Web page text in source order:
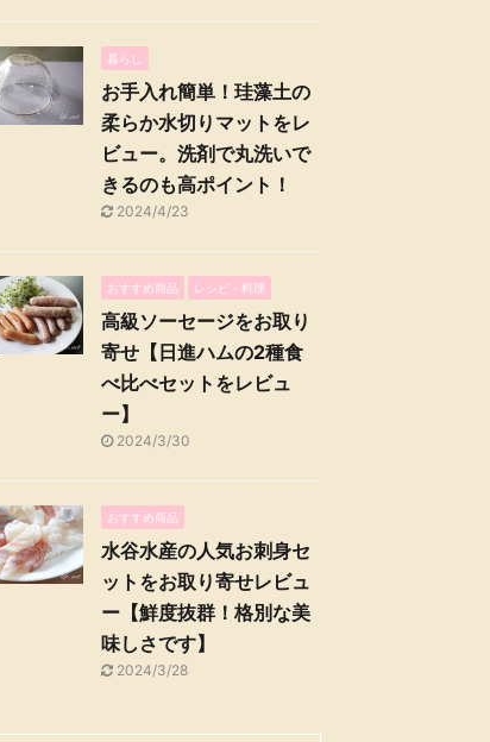
暮らし
お手入れ簡単！珪藻土の
柔らか水切りマットをレ
ビュー。洗剤で丸洗いで
きるのも高ポイント！
2024/4/23
おすすめ商品 レシピ・料理
高級ソーセージをお取り
寄せ【日進ハムの2種食
べ比べセットをレビュ
ー】
2024/3/30
おすすめ商品
水谷水産の人気お刺身セ
ットをお取り寄せレビュ
ー【鮮度抜群！格別な美
味しさです】
2024/3/28